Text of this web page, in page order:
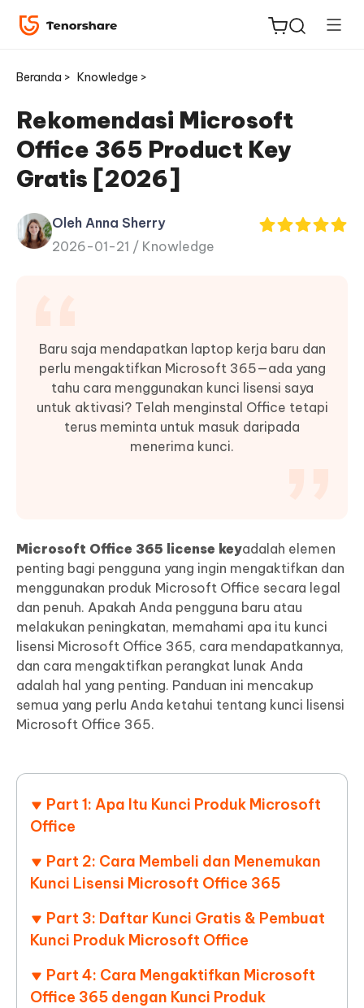
ReiBoot
untuk
iOS
Tenorshare
Beranda > Knowledge >
Rekomendasi Microsoft
Office 365 Product Key
Gratis [2026]
Oleh Anna Sherry
2026-01-21 / Knowledge
Baru saja mendapatkan laptop kerja baru dan
perlu mengaktifkan Microsoft 365—ada yang
tahu cara menggunakan kunci lisensi saya
untuk aktivasi? Telah menginstal Office tetapi
terus meminta untuk masuk daripada
menerima kunci.
Microsoft Office 365 license keyadalah elemen
penting bagi pengguna yang ingin mengaktifkan dan
menggunakan produk Microsoft Office secara legal
dan penuh. Apakah Anda pengguna baru atau
melakukan peningkatan, memahami apa itu kunci
lisensi Microsoft Office 365, cara mendapatkannya,
dan cara mengaktifkan perangkat lunak Anda
adalah hal yang penting. Panduan ini mencakup
semua yang perlu Anda ketahui tentang kunci lisensi
Microsoft Office 365.
Part 1: Apa Itu Kunci Produk Microsoft
Office
Part 2: Cara Membeli dan Menemukan
Kunci Lisensi Microsoft Office 365
Part 3: Daftar Kunci Gratis & Pembuat
Kunci Produk Microsoft Office
Part 4: Cara Mengaktifkan Microsoft
Office 365 dengan Kunci Produk